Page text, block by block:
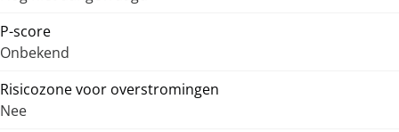
P-score
Onbekend
Risicozone voor overstromingen
Nee